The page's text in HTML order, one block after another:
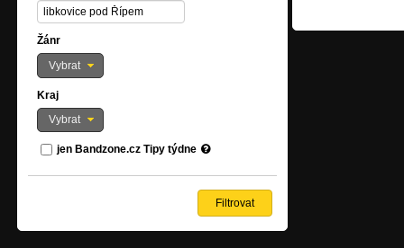
Žánr
Vybrat
Kraj
Vybrat
jen Bandzone.cz Tipy týdne